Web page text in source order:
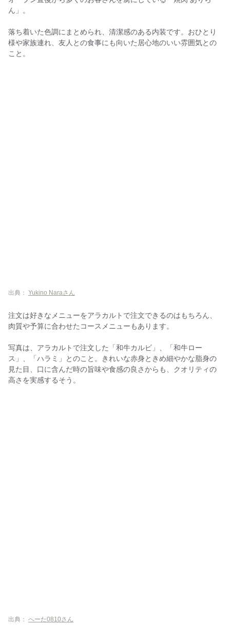
ん」。
落ち着いた色調にまとめられ、清潔感のある内装です。おひとり
様や家族連れ、友人との食事にも向いた居心地のいい雰囲気との
こと。
出典： Yukino Naraさん
注文は好きなメニューをアラカルトで注文できるのはもちろん、
肉質や予算に合わせたコースメニューもあります。
写真は、アラカルトで注文した「和牛カルビ」、「和牛ロー
ス」、「ハラミ」とのこと。きれいな赤身ときめ細やかな脂身の
見た目、口に含んだ時の旨味や食感の良さからも、クオリティの
高さを実感するそう。
出典： へーた0810さん